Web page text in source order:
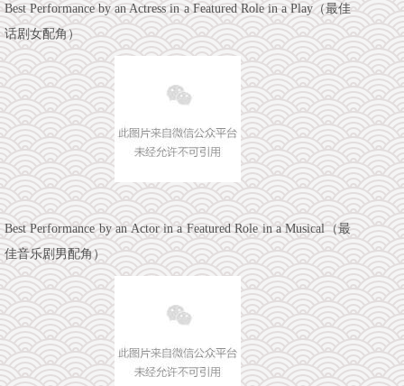
Best Performance by an Actress in a Featured Role in a Play（最佳
话剧女配角）
Best Performance by an Actor in a Featured Role in a Musical（最
佳音乐剧男配角）